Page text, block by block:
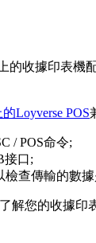
的收據印表機
Loyverse POS
/ POS命令;
接口;
查傳輸的數據
解您的收據印